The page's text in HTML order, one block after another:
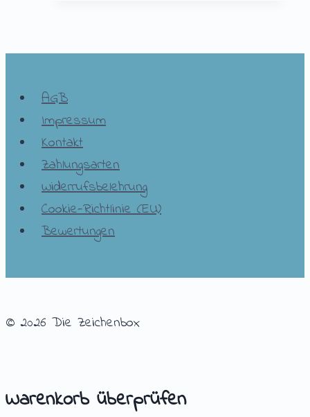
AGB
Impressum
Kontakt
Zahlungsarten
Widerrufsbelehrung
Cookie-Richtlinie (EU)
Bewertungen
© 2026 Die Zeichenbox
Warenkorb überprüfen